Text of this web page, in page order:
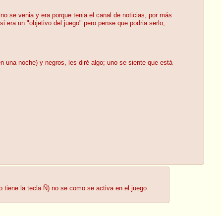
se venia y era porque tenia el canal de noticias, por más
era un "objetivo del juego" pero pense que podria serlo,
una noche) y negros, les diré algo; uno se siente que está
tiene la tecla Ñ) no se como se activa en el juego